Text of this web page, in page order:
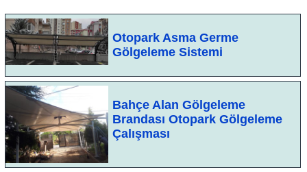
Otopark Asma Germe
Gölgeleme Sistemi
Bahçe Alan Gölgeleme
Brandası Otopark Gölgeleme
Çalışması